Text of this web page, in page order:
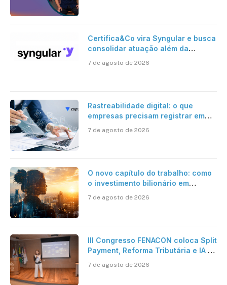
Certifica&Co vira Syngular e busca
consolidar atuação além da
7 de agosto de 2026
Rastreabilidade digital: o que
empresas precisam registrar em
7 de agosto de 2026
O novo capítulo do trabalho: como
o investimento bilionário em
verdadeira era da inteligência
7 de agosto de 2026
III Congresso FENACON coloca Split
Payment, Reforma Tributária e IA no
7 de agosto de 2026